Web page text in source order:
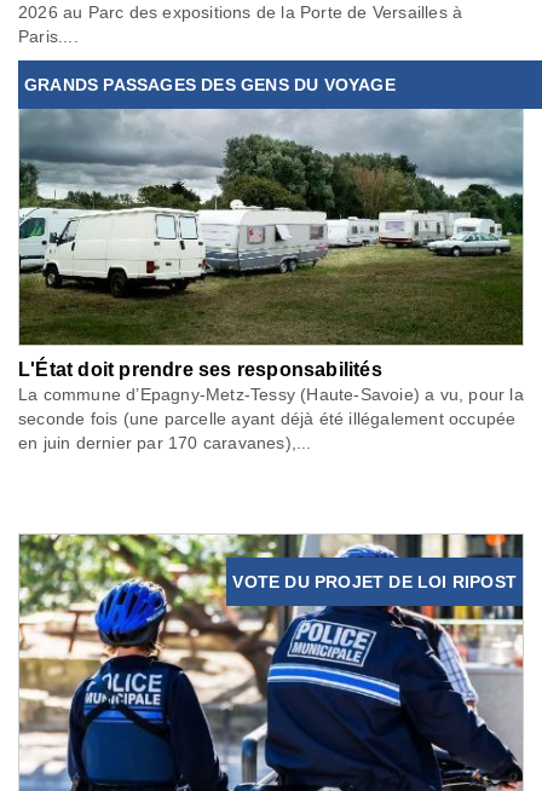
2026 au Parc des expositions de la Porte de Versailles à
Paris....
GRANDS PASSAGES DES GENS DU VOYAGE
L'État doit prendre ses responsabilités
La commune d’Epagny-Metz-Tessy (Haute-Savoie) a vu, pour la
seconde fois (une parcelle ayant déjà été illégalement occupée
en juin dernier par 170 caravanes),...
VOTE DU PROJET DE LOI RIPOST